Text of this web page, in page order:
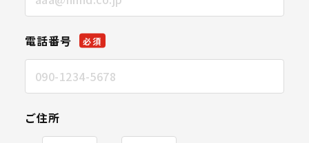
電話番号 必須
ご住所